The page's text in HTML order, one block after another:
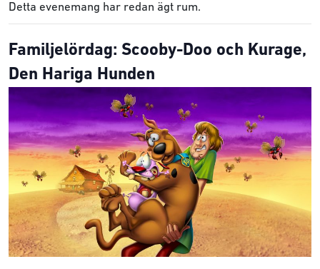
Detta evenemang har redan ägt rum.
Familjelördag: Scooby-Doo och Kurage,
Den Hariga Hunden